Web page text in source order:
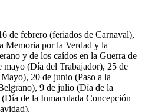
de febrero (feriados de Carnaval),
Memoria por la Verdad y la
y de los caídos en la Guerra de
(Día del Trabajador), 25 de
20 de junio (Paso a la
9 de julio (Día de la
de la Inmaculada Concepción